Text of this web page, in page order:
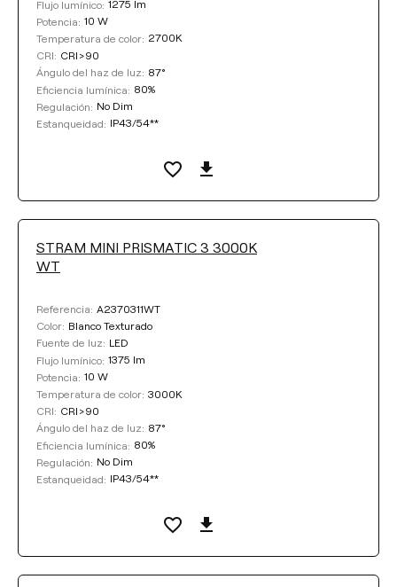
Flujo lumínico: 1275 lm
Potencia: 10 W
Temperatura de color: 2700K
CRI: CRI>90
Ángulo del haz de luz: 87°
Eficiencia lumínica: 80%
Regulación: No Dim
Estanqueidad: IP43/54**
STRAM MINI PRISMATIC 3 3000K
WT
Referencia: A2370311WT
Color: Blanco Texturado
Fuente de luz: LED
Flujo lumínico: 1375 lm
Potencia: 10 W
Temperatura de color: 3000K
CRI: CRI>90
Ángulo del haz de luz: 87°
Eficiencia lumínica: 80%
Regulación: No Dim
Estanqueidad: IP43/54**